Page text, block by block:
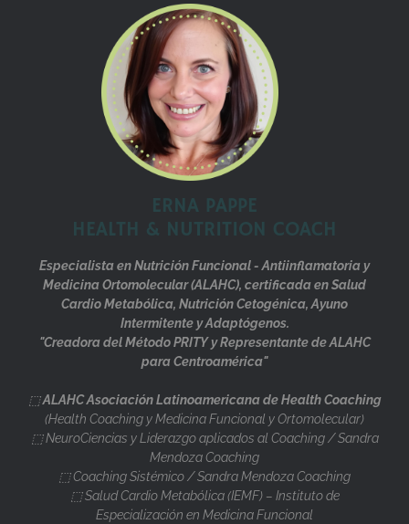
ERNA PAPPE
HEALTH & NUTRITION COACH
Especialista en Nutrición Funcional - Antiinflamatoria y
Medicina Ortomolecular (ALAHC), certificada en Salud
Cardio Metabólica, Nutrición Cetogénica, Ayuno
Intermitente y Adaptógenos.
"Creadora del Método PRITY y Representante de ALAHC
para Centroamérica"
⬚ALAHC Asociación Latinoamericana de Health Coaching
(Health Coaching y Medicina Funcional y Ortomolecular)
⬚ NeuroCiencias y Liderazgo aplicados al Coaching / Sandra
Mendoza Coaching
⬚ Coaching Sistémico / Sandra Mendoza Coaching
⬚ Salud Cardio Metabólica (IEMF) – Instituto de
Especialización en Medicina Funcional